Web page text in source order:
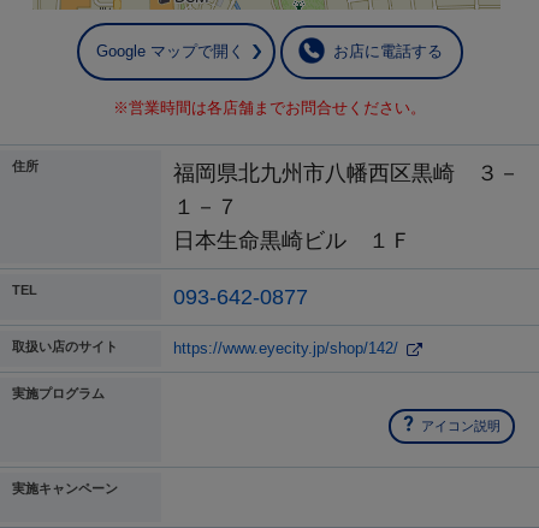
Google マップで開く お店に電話する
※営業時間は各店舗までお問合せください。
住所
福岡県北九州市八幡西区黒崎 ３－
１－７
日本生命黒崎ビル １Ｆ
TEL 093-642-0877
取扱い店のサイト https://www.eyecity.jp/shop/142/
実施プログラム
アイコン説明
実施キャンペーン